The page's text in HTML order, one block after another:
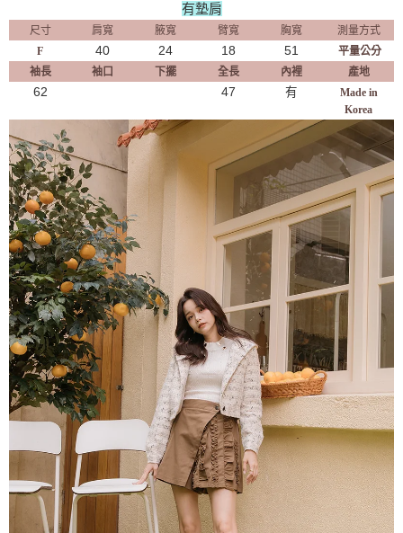
有墊肩
尺寸 肩寬 腋寬 臂寬 胸寬
測量方式
F
40 24 18 51
平量公分
袖長
袖口 下擺 全長 內裡 產地
62 47 有
Made in
Korea